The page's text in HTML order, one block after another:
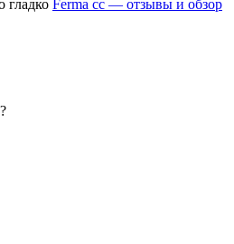
гладко Ferma cc — отзывы и обзор